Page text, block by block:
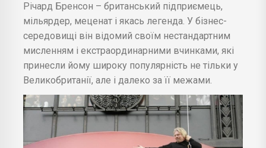
Річард Бренсон – британський підприємець,
мільярдер, меценат і якась легенда. У бізнес-
середовищі він відомий своїм нестандартним
мисленням і екстраординарними вчинками, які
принесли йому широку популярність не тільки у
Великобританії, але і далеко за її межами.